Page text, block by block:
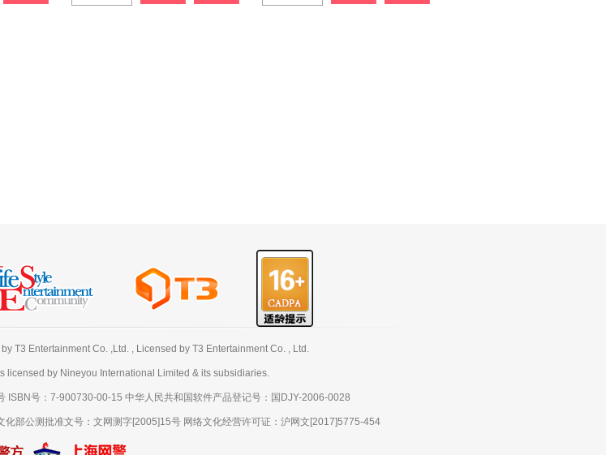
T3 Entertainment Co. ,Ltd. , Licensed by T3 Entertainment Co. , Ltd.
licensed by Nineyou International Limited & its subsidiaries.
ISBN号：7-900730-00-15 中华人民共和国软件产品登记号：国DJY-2006-0028
部公测批准文号：文网测字[2005]15号 网络文化经营许可证：沪网文[2017]5775-454